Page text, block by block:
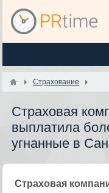
Страхование
Страховая
выплатила
угнанные в
Страховая